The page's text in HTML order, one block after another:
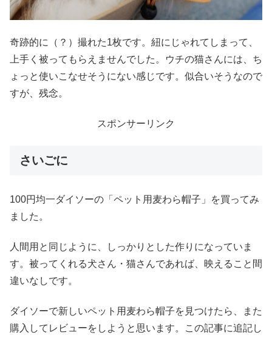
奇跡的に（？）撮れた1枚です。紐にじゃれてしまって、
上手く被ってもらえませんでした。ウチの猫さんには、ち
ょっと使いこなせそうにない感じです。似合いそうなので
すが、残念。
スポンサーリンク
さいごに
100円均一ダイソーの「ペット用麦わら帽子」を買ってみ
ました。
人間用と同じように、しっかりとした作りになっていま
す。被ってくれる犬さん・猫さんであれば、映えること間
違いなしです。
ダイソーで新しいペット用麦わら帽子を見つけたら、また
購入してレビューをしようと思います。この記事に追記し